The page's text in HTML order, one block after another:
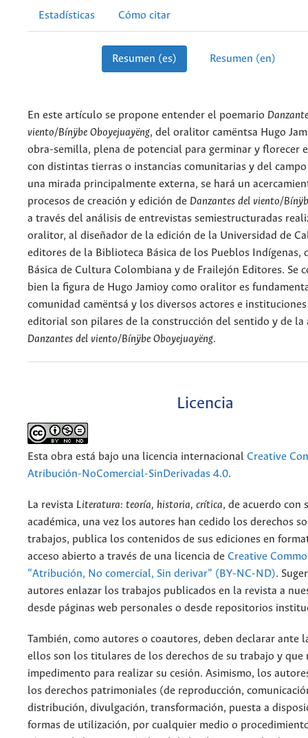
Estadísticas Cómo citar
Resumen (es) Resumen (en)
En este artículo se propone entender el poemario
viento/Bínÿbe Oboyejuayëng, del oralitor camëntsa Hugo
obra-semilla, plena de potencial para germinar y florecer
con distintas tierras o instancias comunitarias y del
una mirada principalmente externa, se hará un
procesos de creación y edición de Danzantes del viento/
a través del análisis de entrevistas semiestructuradas
oralitor, al diseñador de la edición de la Universidad de
editores de la Biblioteca Básica de los Pueblos Indígenas,
Básica de Cultura Colombiana y de Frailejón Editores. Se
bien la figura de Hugo Jamioy como oralitor es
comunidad camëntsá y los diversos actores e
editorial son pilares de la construcción del sentido y de la
Danzantes del viento/Bínÿbe Oboyejuayëng.
Licencia
Esta obra está bajo una licencia internacional Creative
Atribución-NoComercial-SinDerivadas 4.0.
La revista Literatura: teoría, historia, crítica, de acuerdo con
académica, una vez los autores han cedido los derechos
trabajos, publica los contenidos de sus ediciones en
acceso abierto a través de una licencia de Creative
“Atribución, No comercial, Sin derivar” (BY-NC-ND).
autores enlazar los trabajos publicados en la revista a
desde páginas web personales o desde repositorios
También, como autores o coautores, deben declarar ante
ellos son los titulares de los derechos de su trabajo y que
impedimento para realizar su cesión. Asimismo, los
los derechos patrimoniales (de reproducción,
distribución, divulgación, transformación, puesta a
formas de utilización, por cualquier medio o